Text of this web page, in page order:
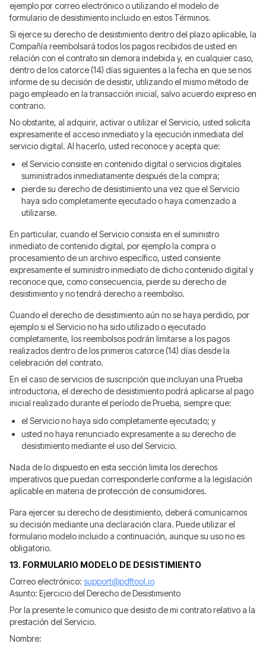
ejemplo por correo electrónico o utilizando el modelo de
formulario de desistimiento incluido en estos Términos.
Si ejerce su derecho de desistimiento dentro del plazo aplicable, la
Compañía reembolsará todos los pagos recibidos de usted en
relación con el contrato sin demora indebida y, en cualquier caso,
dentro de los catorce (14) días siguientes a la fecha en que se nos
informe de su decisión de desistir, utilizando el mismo método de
pago empleado en la transacción inicial, salvo acuerdo expreso en
contrario.
No obstante, al adquirir, activar o utilizar el Servicio, usted solicita
expresamente el acceso inmediato y la ejecución inmediata del
servicio digital. Al hacerlo, usted reconoce y acepta que:
el Servicio consiste en contenido digital o servicios digitales
suministrados inmediatamente después de la compra;
pierde su derecho de desistimiento una vez que el Servicio
haya sido completamente ejecutado o haya comenzado a
utilizarse.
En particular, cuando el Servicio consista en el suministro
inmediato de contenido digital, por ejemplo la compra o
procesamiento de un archivo específico, usted consiente
expresamente el suministro inmediato de dicho contenido digital y
reconoce que, como consecuencia, pierde su derecho de
desistimiento y no tendrá derecho a reembolso.
Cuando el derecho de desistimiento aún no se haya perdido, por
ejemplo si el Servicio no ha sido utilizado o ejecutado
completamente, los reembolsos podrán limitarse a los pagos
realizados dentro de los primeros catorce (14) días desde la
celebración del contrato.
En el caso de servicios de suscripción que incluyan una Prueba
introductoria, el derecho de desistimiento podrá aplicarse al pago
inicial realizado durante el período de Prueba, siempre que:
el Servicio no haya sido completamente ejecutado; y
usted no haya renunciado expresamente a su derecho de
desistimiento mediante el uso del Servicio.
Nada de lo dispuesto en esta sección limita los derechos
imperativos que puedan corresponderle conforme a la legislación
aplicable en materia de protección de consumidores.
Para ejercer su derecho de desistimiento, deberá comunicarnos
su decisión mediante una declaración clara. Puede utilizar el
formulario modelo incluido a continuación, aunque su uso no es
obligatorio.
13. FORMULARIO MODELO DE DESISTIMIENTO
Correo electrónico: support@pdftool.io
Asunto: Ejercicio del Derecho de Desistimiento
Por la presente le comunico que desisto de mi contrato relativo a la
prestación del Servicio.
Nombre: